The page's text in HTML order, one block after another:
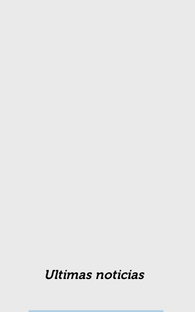
Ultimas noticias